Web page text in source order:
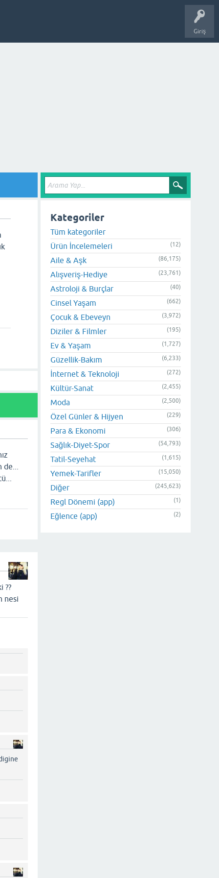
Giriş
??
nesi
Kategoriler
Tüm kategoriler
Ürün İncelemeleri
(12)
Aile & Aşk (86,175)
Alışveriş-Hediye (23,761)
Astroloji & Burçlar (40)
Cinsel Yaşam (662)
Çocuk & Ebeveyn (3,972)
Diziler & Filmler (195)
Ev & Yaşam (1,727)
Güzellik-Bakım (6,233)
İnternet & Teknoloji (272)
Kültür-Sanat (2,455)
Moda (2,500)
Özel Günler & Hijyen (229)
Para & Ekonomi (306)
Sağlık-Diyet-Spor (54,793)
Tatil-Seyehat (1,615)
Yemek-Tarifler (15,050)
Diğer (245,623)
Regl Dönemi (app) (1)
Eğlence (app) (2)